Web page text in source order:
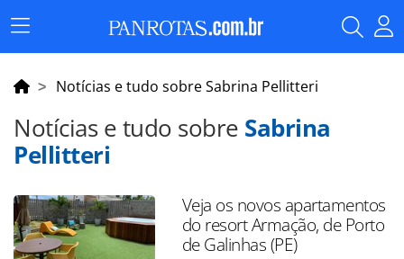
Menu
Principal
Notícias e tudo sobre Sabrina Pellitteri
Notícias e tudo sobre Sabrina
Pellitteri
Veja os novos apartamentos
do resort Armação, de Porto
de Galinhas (PE)